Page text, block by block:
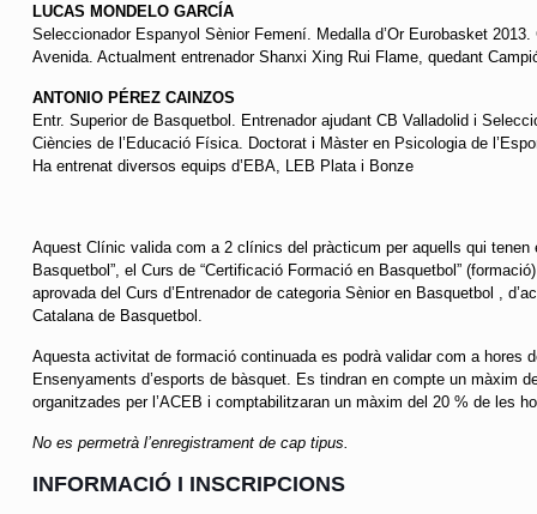
LUCAS MONDELO GARCÍA
Seleccionador Espanyol Sènior Femení. Medalla d’Or Eurobasket
Avenida. Actualment entrenador Shanxi Xing Rui Flame, quedant
ANTONIO PÉREZ CAINZOS
Entr. Superior de Basquetbol. Entrenador ajudant CB Valladolid i
Ciències de l’Educació Física. Doctorat i Màster en Psicologia de
Ha entrenat diversos equips d’EBA, LEB Plata i Bonze
Aquest Clínic valida com a 2 clínics del pràcticum per aquells qui tenen
Basquetbol”, el Curs de “Certificació Formació en Basquetbol”
aprovada del Curs d’Entrenador de categoria Sènior en Basquetbol ,
Catalana de Basquetbol.
Aquesta activitat de formació continuada es podrà validar com a hores
Ensenyaments d’esports de bàsquet. Es tindran en compte un màxim
organitzades per l’ACEB i comptabilitzaran un màxim del 20 % de les
No es permetrà l’enregistrament de cap tipus.
INFORMACIÓ I INSCRIPCIONS